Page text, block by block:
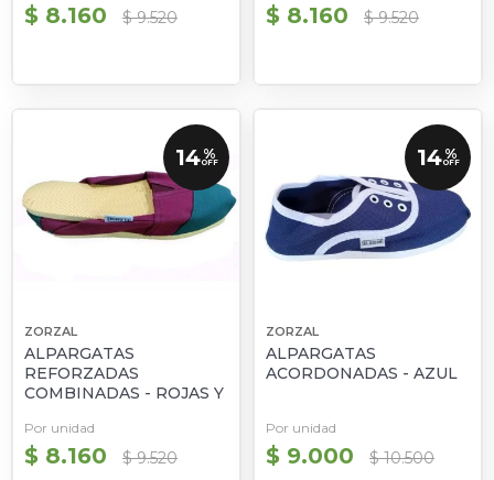
$ 8.160 $ 9.520 $ 8.160 $ 9.520
14 %
OFF
ZORZAL
ALPARGATAS
REFORZADAS
COMBINADAS - ROJAS Y
Por unidad
$ 8.160 $ 9.520
14 %
OFF
ZORZAL
ALPARGATAS
ACORDONADAS - AZUL
Por unidad
$ 9.000 $ 10.500